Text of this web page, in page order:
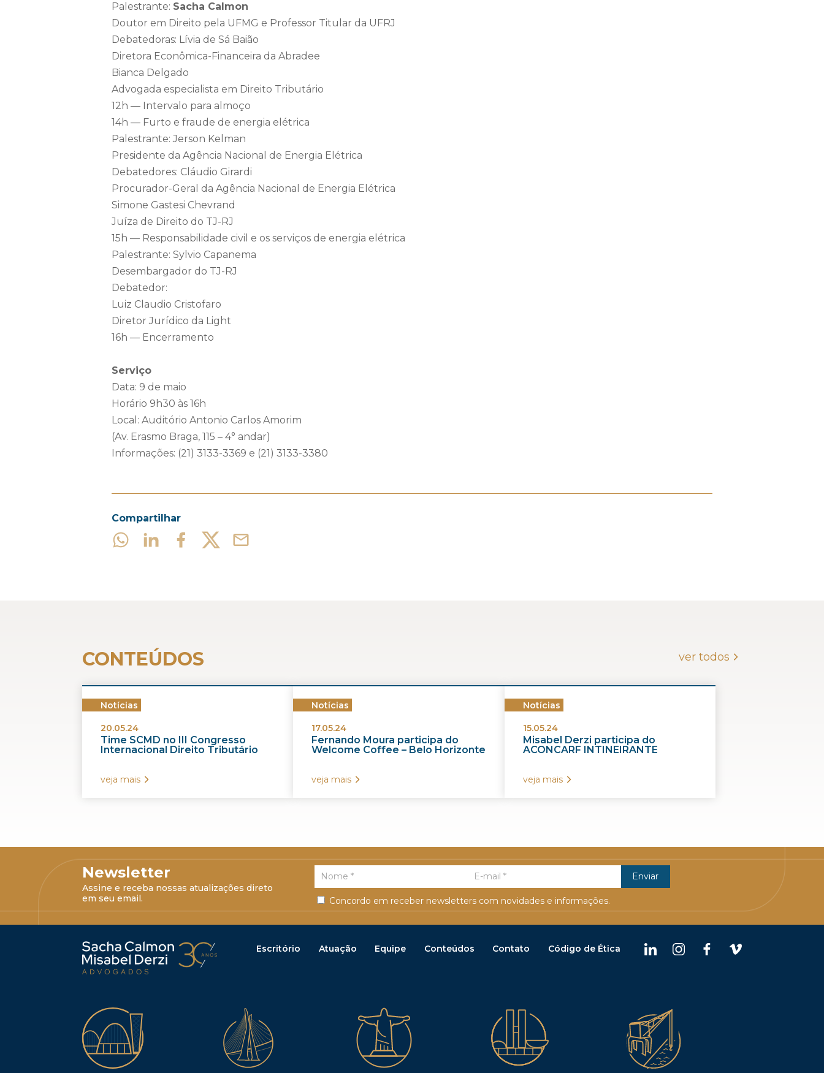
Palestrante: Sacha Calmon
Doutor em Direito pela UFMG e Professor Titular da UFRJ
Debatedoras: Lívia de Sá Baião
Diretora Econômica-Financeira da Abradee
Bianca Delgado
Advogada especialista em Direito Tributário
12h — Intervalo para almoço
14h — Furto e fraude de energia elétrica
Palestrante: Jerson Kelman
Presidente da Agência Nacional de Energia Elétrica
Debatedores: Cláudio Girardi
Procurador-Geral da Agência Nacional de Energia Elétrica
Simone Gastesi Chevrand
Juíza de Direito do TJ-RJ
15h — Responsabilidade civil e os serviços de energia elétrica
Palestrante: Sylvio Capanema
Desembargador do TJ-RJ
Debatedor:
Luiz Claudio Cristofaro
Diretor Jurídico da Light
16h — Encerramento
Serviço
Data: 9 de maio
Horário 9h30 às 16h
Local: Auditório Antonio Carlos Amorim
(Av. Erasmo Braga, 115 – 4° andar)
Informações: (21) 3133-3369 e (21) 3133-3380
Compartilhar
CONTEÚDOS ver todos
Notícias
20.05.24
Time SCMD no III Congresso
Internacional Direito Tributário
veja mais
Notícias
17.05.24
Fernando Moura participa do
Welcome Coffee – Belo Horizonte
veja mais
Notícias
15.05.24
Misabel Derzi participa do
ACONCARF INTINEIRANTE
veja mais
Newsletter
Assine e receba nossas atualizações direto
em seu email.
Concordo em receber newsletters com novidades e informações.
Escritório Atuação Equipe Conteúdos Contato Código de Ética